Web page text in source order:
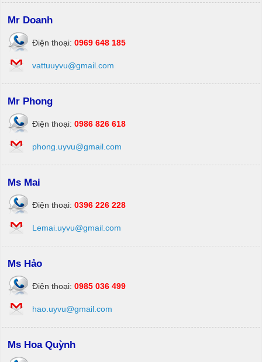
Mr Doanh
Điện thoại: 0969 648 185
vattuuyvu@gmail.com
Mr Phong
Điện thoại: 0986 826 618
phong.uyvu@gmail.com
Ms Mai
Điện thoại: 0396 226 228
Lemai.uyvu@gmail.com
Ms Hảo
Điện thoại: 0985 036 499
hao.uyvu@gmail.com
Ms Hoa Quỳnh